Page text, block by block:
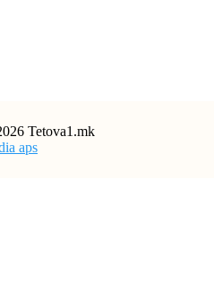
Tetova1.mk
aps